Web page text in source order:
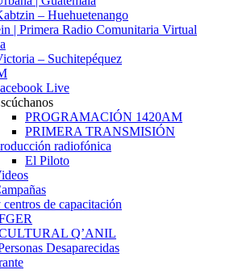
– Huehuetenango
| Primera Radio Comunitaria Virtual
– Suchitepéquez
Live
PROGRAMACIÓN 1420AM
PRIMERA TRANSMISIÓN
radiofónica
El Piloto
de capacitación
Q’ANIL
Desaparecidas